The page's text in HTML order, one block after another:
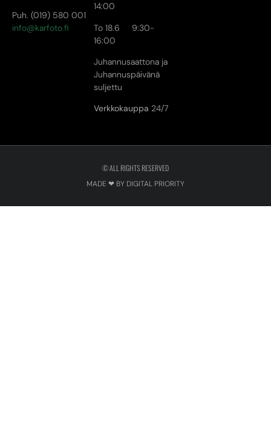
Puh. (019) 580 001
info@karfoto.fi
14:00
To 18.6 9:30-
16:00
Juhannusaattona ja
Juhannuspäivänä
suljettu
Verkkokauppa 24/7
© ALL RIGHTS RESERVED
MADE ❤ BY DIGITAL PRIORITY